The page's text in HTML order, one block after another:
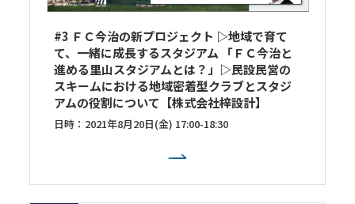
#3 ＦＣ今治の新プロジェクト ▷地域で育て
て、一緒に成長するスタジアム 「ＦＣ今治と
進める里山スタジアムとは？」▷民設民営の
スキームにおける地域密着型クラブとスタジ
アムの役割について【株式会社梓設計】
日時：2021年8月20日(金) 17:00-18:30